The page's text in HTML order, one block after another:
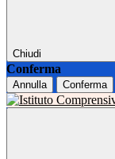
Chiudi
Conferma
Annulla Conferma